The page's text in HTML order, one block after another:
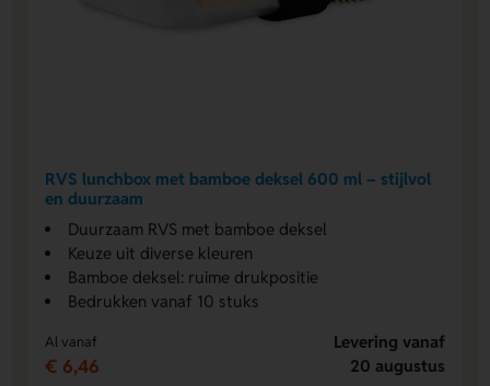
RVS lunchbox met bamboe deksel 600 ml – stijlvol
en duurzaam
Duurzaam RVS met bamboe deksel
Keuze uit diverse kleuren
Bamboe deksel: ruime drukpositie
Bedrukken vanaf 10 stuks
Al vanaf
€ 6,46
Levering vanaf
20 augustus